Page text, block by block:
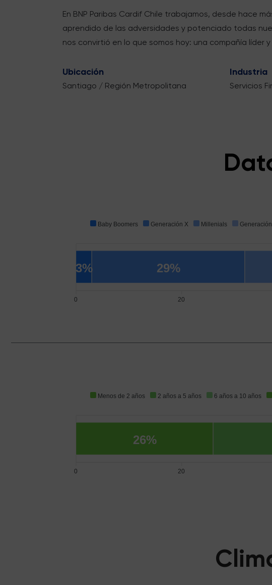
En BNP Paribas Cardif Chile trabajamos, desde hace
aprendido de las adversidades y potenciado todas
nos convirtió en lo que somos hoy: una compañía líder
Ubicación
Santiago / Región Metropolitana
Industria
Servicios
Baby Boomers Generación X Millenials
20
0
29%
3%
Menos de 2 años 2 años a 5 años 6 años a 10 años
20
0
26%